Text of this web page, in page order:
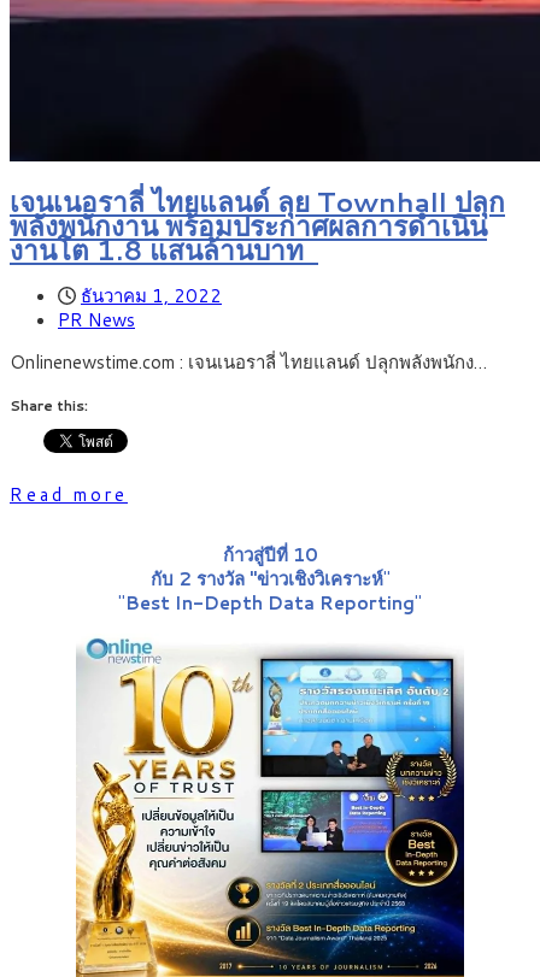
เจนเนอราลี่ ไทยแลนด์ ลุย Townhall ปลุก
พลังพนักงาน พร้อมประกาศผลการดำเนิน
งานโต 1.8 แสนล้านบาท
ธันวาคม 1, 2022
PR News
Onlinenewstime.com : เจนเนอราลี่ ไทยแลนด์ ปลุกพลังพนักง…
Share this:
Read more
ก้าวสู่ปีที่ 10
กับ 2 รางวัล "ข่าวเชิงวิเคราะห์"
"Best In-Depth Data Reporting"